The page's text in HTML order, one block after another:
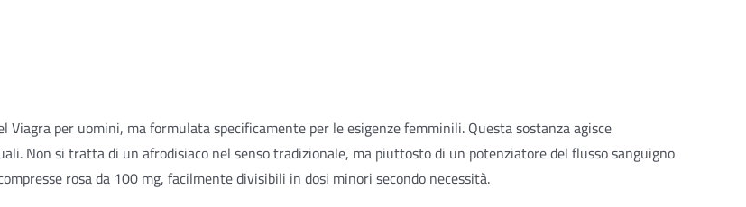
per uomini, ma formulata specificamente per le esigenze femminili. Questa sostanza agisce
Non si tratta di un afrodisiaco nel senso tradizionale, ma piuttosto di un potenziatore del flusso sanguigno
rosa da 100 mg, facilmente divisibili in dosi minori secondo necessità.